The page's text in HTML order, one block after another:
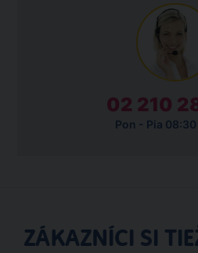
02 210
Pon - Pia
ZÁKAZNÍCI SI